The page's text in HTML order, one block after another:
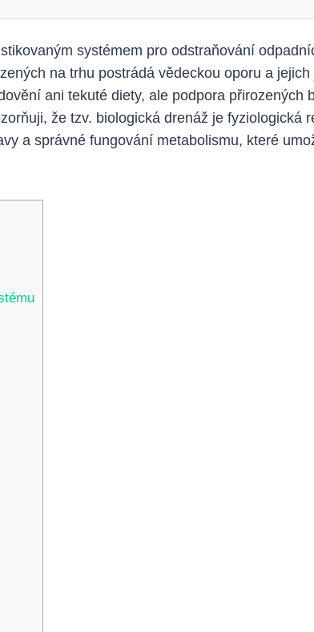
systémem pro odstraňování
na trhu postrádá vědeckou oporu a
ani tekuté diety, ale podpora přirozených
že tzv. biologická drenáž je fyziologická
a správné fungování metabolismu, které